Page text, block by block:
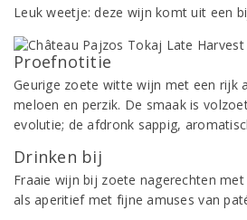
Leuk weetje: deze wijn komt uit een
Proefnotitie
Geurige zoete witte wijn met een rijk
meloen en perzik. De smaak is
evolutie; de afdronk sappig,
Drinken bij
Fraaie wijn bij zoete nagerechten
als aperitief met fijne amuses van